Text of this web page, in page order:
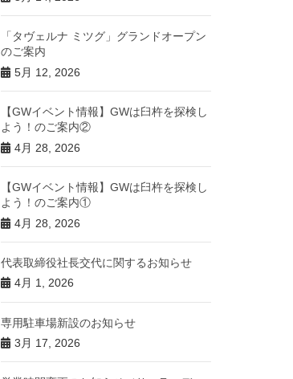
「タヴェルナ ミツグ」グランドオープン
のご案内
5月 12, 2026
【GWイベント情報】GWは臼杵を探検し
よう！のご案内②
4月 28, 2026
【GWイベント情報】GWは臼杵を探検し
よう！のご案内①
4月 28, 2026
代表取締役社長交代に関するお知らせ
4月 1, 2026
専用駐車場新設のお知らせ
3月 17, 2026